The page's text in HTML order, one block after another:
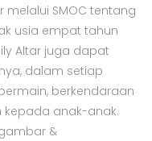
SMOC tentang
usia empat tahun
Altar juga dapat
dalam setiap
berkendaraan
anak-anak.
&